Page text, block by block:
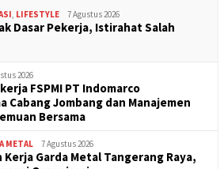
LIFESTYLE 7 Agustus 2026
Dasar Pekerja, Istirahat Salah
2026
FSPMI PT Indomarco
Cabang Jombang dan Manajemen
Bersama
METAL 7 Agustus 2026
Kerja Garda Metal Tangerang Raya,